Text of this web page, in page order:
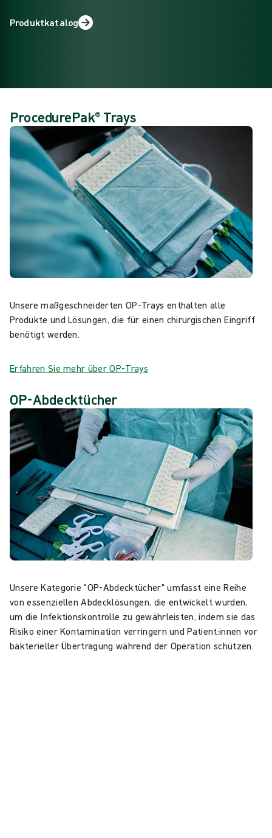
Produktkatalog
ProcedurePak® Trays
Unsere maßgeschneiderten OP-Trays enthalten alle
Produkte und Lösungen, die für einen chirurgischen Eingriff
benötigt werden.
Erfahren Sie mehr über OP-Trays
OP-Abdecktücher
Unsere Kategorie "OP-Abdecktücher" umfasst eine Reihe
von essenziellen Abdecklösungen, die entwickelt wurden,
um die Infektionskontrolle zu gewährleisten, indem sie das
Risiko einer Kontamination verringern und Patient:innen vor
bakterieller Übertragung während der Operation schützen.